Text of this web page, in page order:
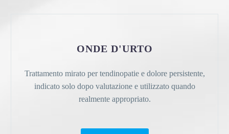
ONDE D'URTO
Trattamento mirato per tendinopatie e dolore persistente,
indicato solo dopo valutazione e utilizzato quando
realmente appropriato.